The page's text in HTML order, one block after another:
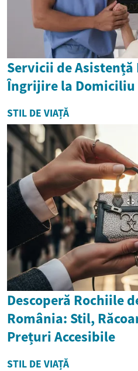
Servicii de Asistență
Îngrijire la Domiciliu
STIL DE VIAȚĂ
Descoperă Rochiile
România: Stil,
Prețuri Accesibile
STIL DE VIAȚĂ